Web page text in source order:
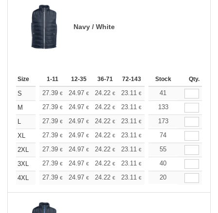
Navy / White
Size 1-11 12-35 36-71 72-143 144-287 288 +
Stock Qty.
S 27.39 € 24.97 € 24.22 € 23.11 € 21.80
41
M
27.39 € 24.97 € 24.22 € 23.11 € 21.80€
133
L
27.39 € 24.97 € 24.22 € 23.11 € 21.80€
173
XL
27.39 € 24.97 € 24.22 € 23.11 € 21.80€
74
2XL
27.39 € 24.97 € 24.22 € 23.11 € 21.80€
55
3XL
27.39 € 24.97 € 24.22 € 23.11 € 21.80€
40
4XL
27.39 € 24.97 € 24.22 € 23.11 € 21.80€
20